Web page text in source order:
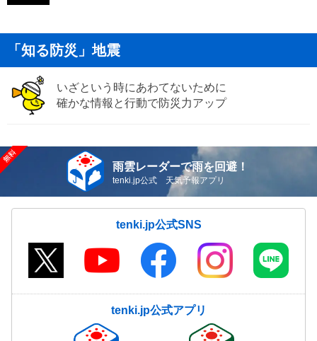
「知る防災」地震
いざという時にあわてないために
確かな情報と行動で防災力アップ
雨雲レーダーで雨を回避！
tenki.jp公式 天気予報アプリ
tenki.jp公式SNS
tenki.jp公式アプリ